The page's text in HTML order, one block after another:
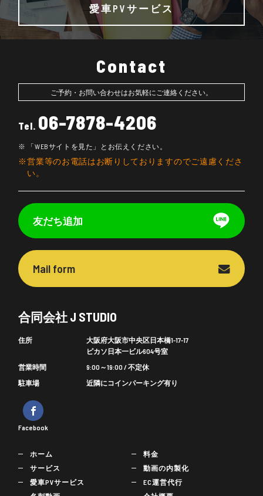
愛車PVサービス
Contact
ご予約・お問い合わせはお気軽にご連絡ください。
Tel. 06-7878-4206
「WEBサイトを見た」とお伝えください。
営業等のお電話はお断りしておりますのでご遠慮くださ
い。
友だち追加
Mail form
合同会社 J STUDIO
住所
大阪府大阪市中央区日本橋1-17-17
ピカソ日本一ビル604号室
営業時間
9:00～19:00 / 不定休
駐車場
近隣にコインパーキング有り
Facebook
ホーム
サービス
愛車PVサービス
料金
動画の内製化
EC運営代行